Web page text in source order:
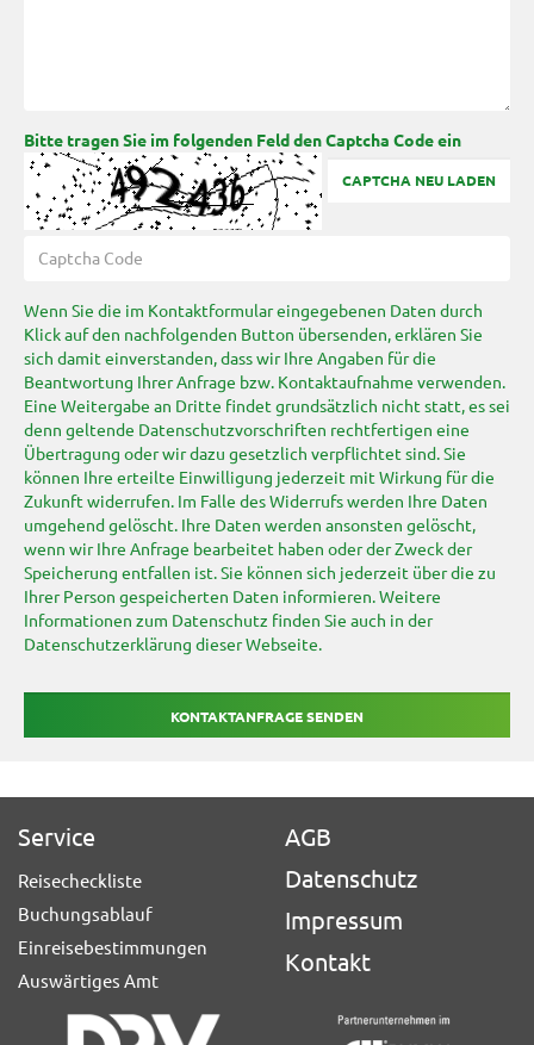
Bitte tragen Sie im folgenden Feld den Captcha Code ein
CAPTCHA NEU LADEN
Wenn Sie die im Kontaktformular eingegebenen Daten durch
Klick auf den nachfolgenden Button übersenden, erklären Sie
sich damit einverstanden, dass wir Ihre Angaben für die
Beantwortung Ihrer Anfrage bzw. Kontaktaufnahme verwenden.
Eine Weitergabe an Dritte findet grundsätzlich nicht statt, es sei
denn geltende Datenschutzvorschriften rechtfertigen eine
Übertragung oder wir dazu gesetzlich verpflichtet sind. Sie
können Ihre erteilte Einwilligung jederzeit mit Wirkung für die
Zukunft widerrufen. Im Falle des Widerrufs werden Ihre Daten
umgehend gelöscht. Ihre Daten werden ansonsten gelöscht,
wenn wir Ihre Anfrage bearbeitet haben oder der Zweck der
Speicherung entfallen ist. Sie können sich jederzeit über die zu
Ihrer Person gespeicherten Daten informieren. Weitere
Informationen zum Datenschutz finden Sie auch in der
Datenschutzerklärung dieser Webseite.
Service
Reisecheckliste
Buchungsablauf
Einreisebestimmungen
Auswärtiges Amt
AGB
Datenschutz
Impressum
Kontakt